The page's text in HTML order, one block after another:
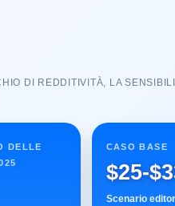
DI REDDITIVITÀ, LA
DELLE
CASO BASE
$25-
Scenario